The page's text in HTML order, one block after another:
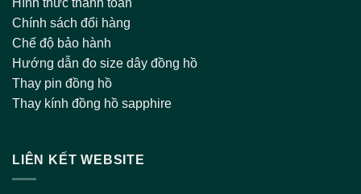
Chính sách đổi hàng
Chế độ bảo hành
Hướng dẫn đo size dây đồng hồ
Thay pin đồng hồ
Thay kính đồng hồ sapphire
LIÊN KẾT WEBSITE